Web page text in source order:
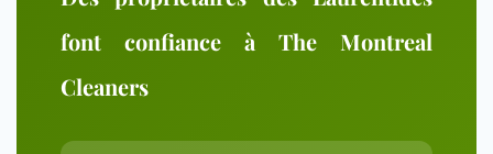
font confiance à The Montreal
Cleaners